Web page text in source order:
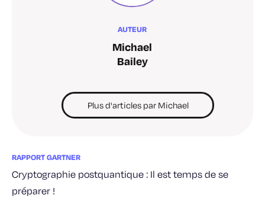
AUTEUR
Michael
Bailey
Plus d'articles par Michael
RAPPORT GARTNER
Cryptographie postquantique : Il est temps de se
préparer !